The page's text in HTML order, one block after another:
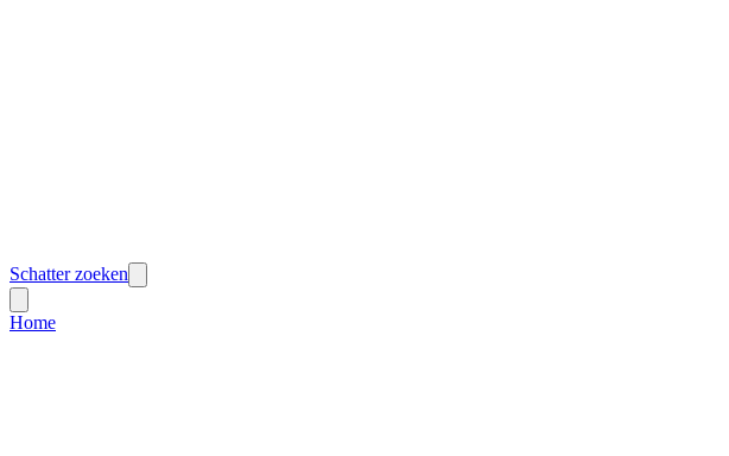
Schatter zoeken
Home